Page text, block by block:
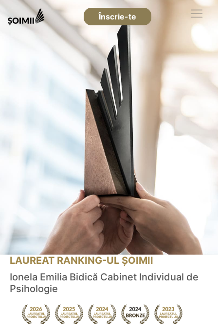
Înscrie-te
LAUREAT RANKING-UL ȘOIMII
Ionela Emilia Bidică Cabinet Individual de
Psihologie